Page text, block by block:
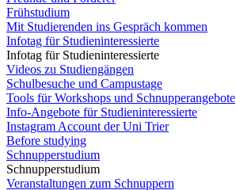
Frühstudium
Mit Studierenden ins Gespräch kommen
Infotag für Studieninteressierte
Infotag für Studieninteressierte
Videos zu Studiengängen
Schulbesuche und Campustage
Tools für Workshops und Schnupperangebote
Info-Angebote für Studieninteressierte
Instagram Account der Uni Trier
Before studying
Schnupperstudium
Schnupperstudium
Veranstaltungen zum Schnuppern